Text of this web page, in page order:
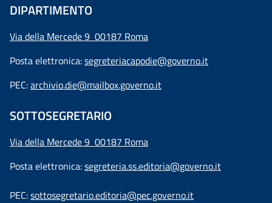
DIPARTIMENTO
Via della Mercede 9 00187 Roma
Posta elettronica:segreteriacapodie@governo.it
PEC:archivio.die@mailbox.governo.it
SOTTOSEGRETARIO
Via della Mercede 9 00187 Roma
Posta elettronica:segreteria.ss.editoria@governo.it
PEC:sottosegretario.editoria@pec.governo.it